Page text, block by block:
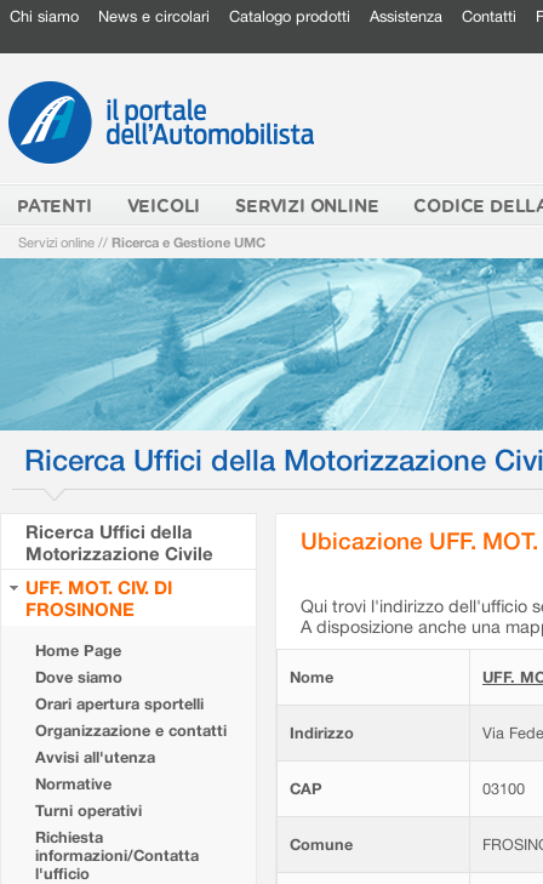
Chi siamo News e circolari Catalogo prodotti Assistenza Contatti
PATENTI VEICOLI SERVIZI ONLINE CODICE
Servizi online // Ricerca e Gestione UMC
Ricerca Uffici della Motorizzazione
Ricerca Uffici della
Motorizzazione Civile
UFF. MOT. CIV. DI
FROSINONE
Home Page
Dove siamo
Orari apertura sportelli
Organizzazione e contatti
Avvisi all'utenza
Normative
Turni operativi
Richiesta
informazioni/Contatta
l'ufficio
Ubicazione UFF.
Qui trovi l'indirizzo dell'ufficio
A disposizione anche una
Nome UFF.
Indirizzo Via
CAP 03100
Comune